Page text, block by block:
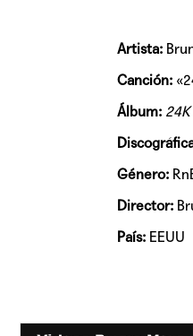
Artista:
Canción:
Álbum:
Género:
Director:
País: EEUU